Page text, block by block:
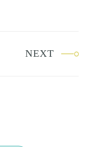
NEXT